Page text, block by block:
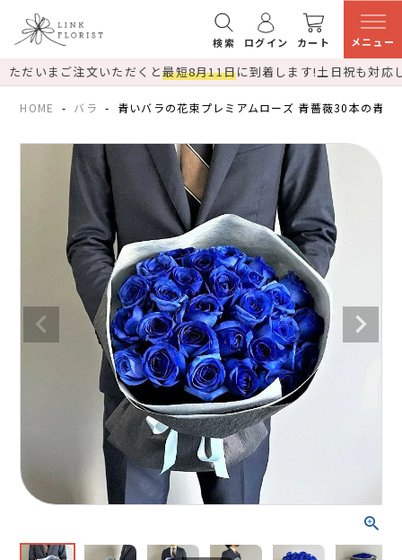
検索 ログイン カート メニュー
ただいまご注文いただくと最短8月11日に到着します!土日祝も対応
HOME バラ 青いバラの花束プレミアムローズ 青薔薇30本の青